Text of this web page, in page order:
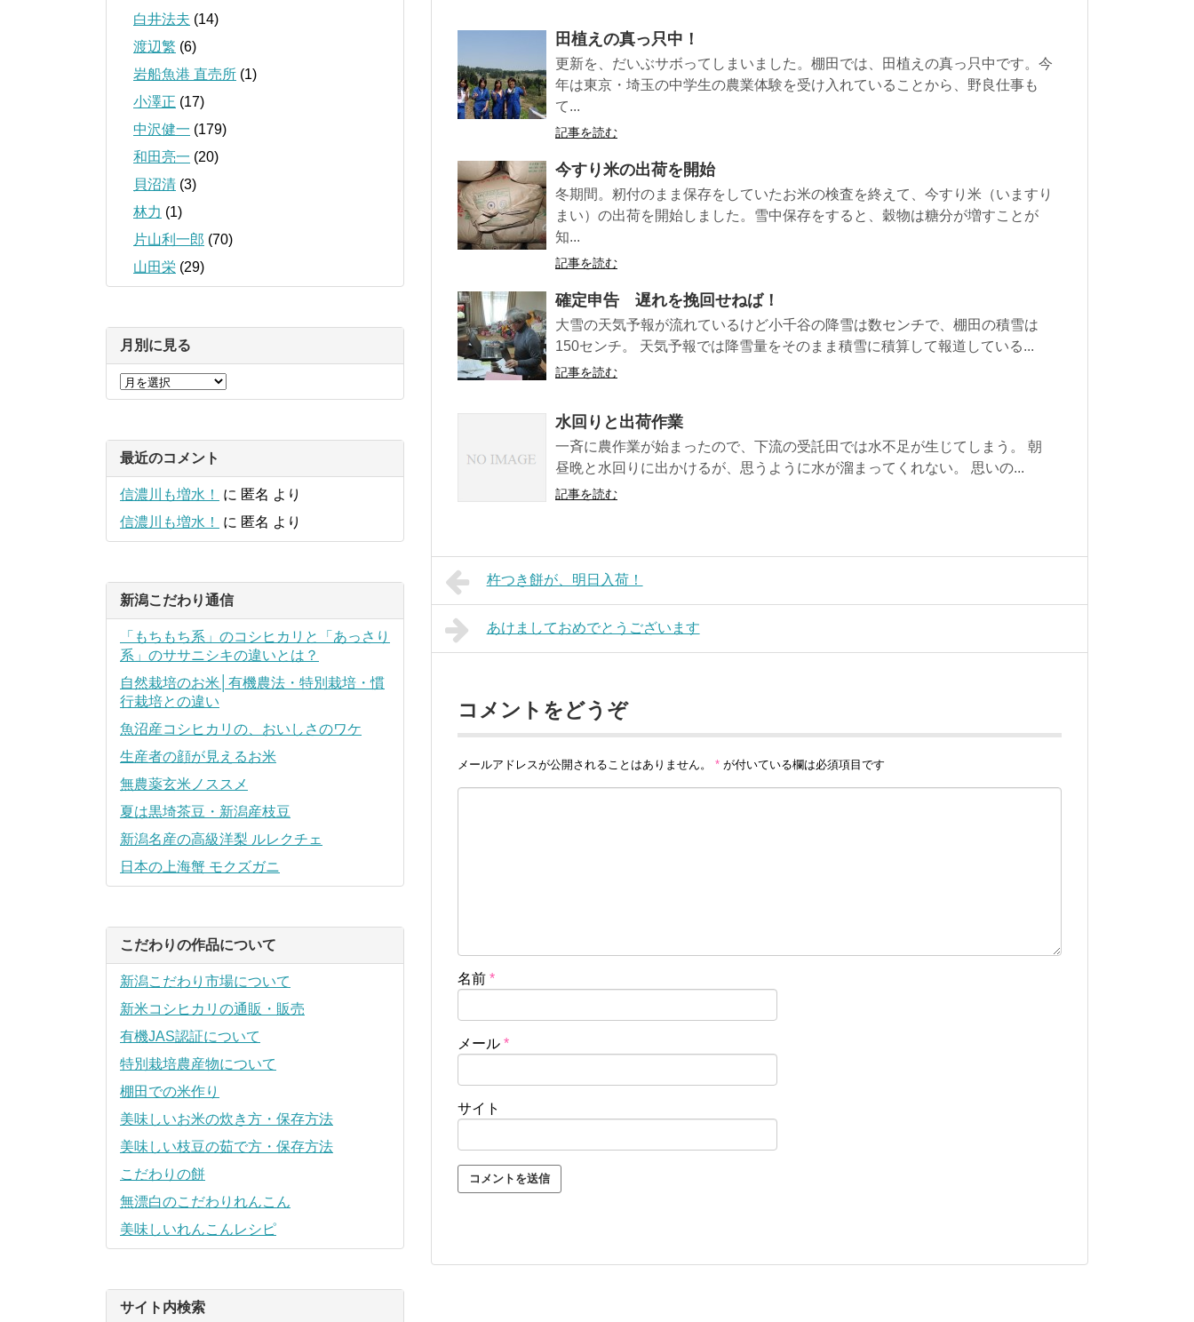
田植えの真っ只中！
更新を、だいぶサボってしまいました。棚田では、田植えの真っ只中です。今
年は東京・埼玉の中学生の農業体験を受け入れていることから、野良仕事も
て...
記事を読む
今すり米の出荷を開始
冬期間。籾付のまま保存をしていたお米の検査を終えて、今すり米（いますり
まい）の出荷を開始しました。雪中保存をすると、穀物は糖分が増すことが
知...
記事を読む
確定申告 遅れを挽回せねば！
大雪の天気予報が流れているけど小千谷の降雪は数センチで、棚田の積雪は
150センチ。 天気予報では降雪量をそのまま積雪に積算して報道している...
記事を読む
水回りと出荷作業
一斉に農作業が始まったので、下流の受託田では水不足が生じてしまう。 朝
昼晩と水回りに出かけるが、思うように水が溜まってくれない。 思いの...
記事を読む
杵つき餅が、明日入荷！
あけましておめでとうございます
コメントをどうぞ
メールアドレスが公開されることはありません。 * が付いている欄は必須項目です
名前 *
メール *
サイト
白井法夫 (14)
渡辺繁 (6)
岩船魚港 直売所 (1)
小澤正 (17)
中沢健一 (179)
和田亮一 (20)
貝沼清 (3)
林力 (1)
片山利一郎 (70)
山田栄 (29)
月別に見る
最近のコメント
信濃川も増水！ に 匿名 より
信濃川も増水！
に 匿名 より
新潟こだわり通信
「もちもち系」のコシヒカリと「あっさり
系」のササニシキの違いとは？
自然栽培のお米│有機農法・特別栽培・慣
行栽培との違い
魚沼産コシヒカリの、おいしさのワケ
生産者の顔が見えるお米
無農薬玄米ノススメ
夏は黒埼茶豆・新潟産枝豆
新潟名産の高級洋梨 ルレクチェ
日本の上海蟹 モクズガニ
こだわりの作品について
新潟こだわり市場について
新米コシヒカリの通販・販売
有機JAS認証について
特別栽培農産物について
棚田での米作り
美味しいお米の炊き方・保存方法
美味しい枝豆の茹で方・保存方法
こだわりの餅
無漂白のこだわりれんこん
美味しいれんこんレシピ
サイト内検索